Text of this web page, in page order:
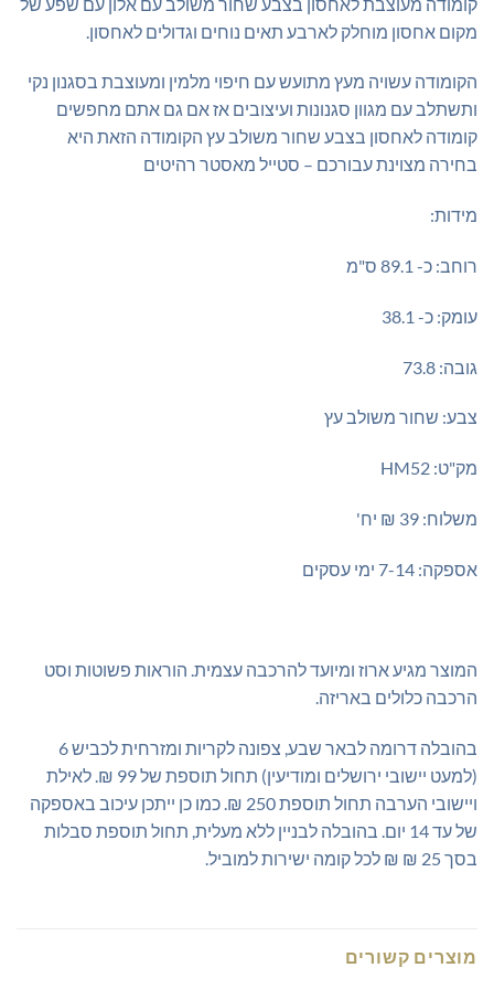
מקום אחסון מוחלק לארבע תאים נוחים וגדולים לאחסון.
הקומודה עשויה מעץ מתועש עם חיפוי מלמין ומעוצבת בסגנון נקי
ותשתלב עם מגוון סגנונות ועיצובים אז אם גם אתם מחפשים
קומודה לאחסון בצבע שחור משולב עץ הקומודה הזאת היא
בחירה מצוינת עבורכם – סטייל מאסטר רהיטים
מידות:
רוחב: כ- 89.1 ס"מ
עומק: כ- 38.1
גובה: 73.8
צבע: שחור משולב עץ
מק"ט: HM52
משלוח: 39 ₪ יח'
אספקה: 7-14 ימי עסקים
המוצר מגיע ארוז ומיועד להרכבה עצמית. הוראות פשוטות וסט
הרכבה כלולים באריזה.
בהובלה דרומה לבאר שבע, צפונה לקריות ומזרחית לכביש 6
(למעט יישובי ירושלים ומודיעין) תחול תוספת של 99 ₪. לאילת
ויישובי הערבה תחול תוספת 250 ₪. כמו כן ייתכן עיכוב באספקה
של עד 14 יום. בהובלה לבניין ללא מעלית, תחול תוספת סבלות
בסך 25 ₪ ₪ לכל קומה ישירות למוביל.
מוצרים קשורים